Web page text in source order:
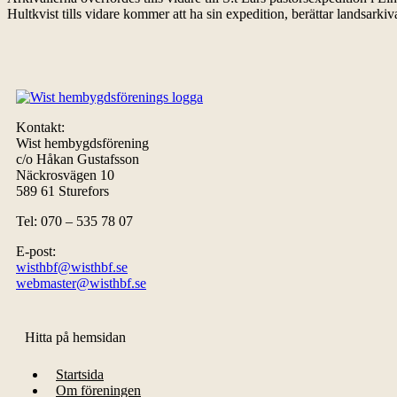
Hultkvist tills vidare kommer att ha sin expedition, berättar
Kontakt:
Wist hembygdsförening
c/o Håkan Gustafsson
Näckrosvägen 10
589 61 Sturefors
Tel: 070 – 535 78 07
E-post:
wisthbf@wisthbf.se
webmaster@wisthbf.se
Hitta på hemsidan
Startsida
Om föreningen